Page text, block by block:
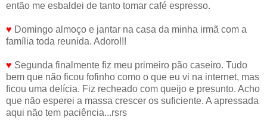
então me esbaldei de tanto tomar café espresso.
♥ Domingo almoço e jantar na casa da minha irmã com a
família toda reunida. Adoro!!!
♥ Segunda finalmente fiz meu primeiro pão caseiro. Tudo
bem que não ficou fofinho como o que eu vi na internet, mas
ficou uma delícia. Fiz recheado com queijo e presunto. Acho
que não esperei a massa crescer os suficiente. A apressada
aqui não tem paciência...rsrs